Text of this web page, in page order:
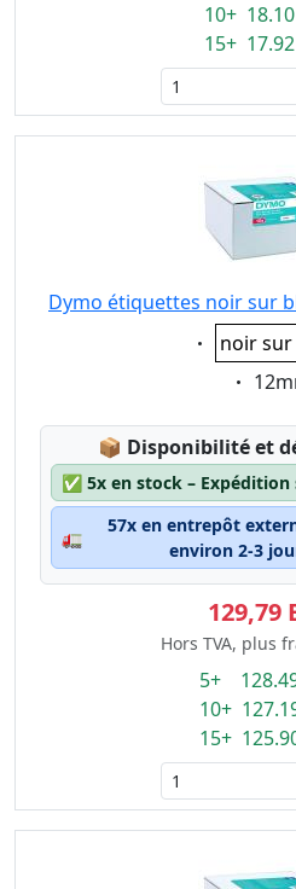
10+
15+
Dymo étiquettes noir sur
noir sur
📦 Lagerstatus:
Disponibilité et
✅ 5x en stock – Expédition
🚛
57x en entrepôt
environ 2-3
129,79
Hors TVA, plus
5+
10+
15+